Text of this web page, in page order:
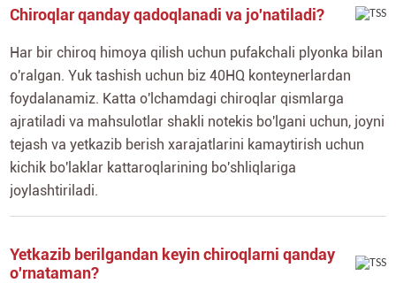
Chiroqlar qanday qadoqlanadi va jo'natiladi?
Har bir chiroq himoya qilish uchun pufakchali plyonka bilan
o'ralgan. Yuk tashish uchun biz 40HQ konteynerlardan
foydalanamiz. Katta o'lchamdagi chiroqlar qismlarga
ajratiladi va mahsulotlar shakli notekis bo'lgani uchun, joyni
tejash va yetkazib berish xarajatlarini kamaytirish uchun
kichik bo'laklar kattaroqlarining bo'shliqlariga
joylashtiriladi.
Yetkazib berilgandan keyin chiroqlarni qanday
o'rnataman?